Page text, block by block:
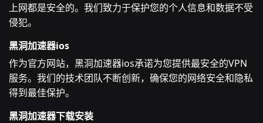
上网都是安全的。我们致力于保护您的个人信息和数据不受
侵犯。
黑洞加速器ios
作为官方网站，黑洞加速器ios承诺为您提供最安全的VPN
服务。我们的技术团队不断创新，确保您的网络安全和隐私
得到最佳保护。
黑洞加速器下载安装